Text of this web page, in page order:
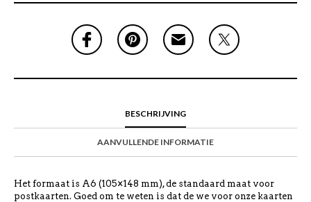
BESCHRIJVING
AANVULLENDE INFORMATIE
Het formaat is A6 (105×148 mm), de standaard maat voor
postkaarten. Goed om te weten is dat de we voor onze kaarten